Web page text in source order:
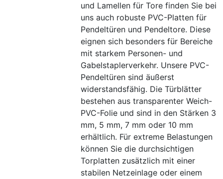
und Lamellen für Tore finden Sie bei
uns auch robuste PVC-Platten für
Pendeltüren und Pendeltore. Diese
eignen sich besonders für Bereiche
mit starkem Personen- und
Gabelstaplerverkehr. Unsere PVC-
Pendeltüren sind äußerst
widerstandsfähig. Die Türblätter
bestehen aus transparenter Weich-
PVC-Folie und sind in den Stärken 3
mm, 5 mm, 7 mm oder 10 mm
erhältlich. Für extreme Belastungen
können Sie die durchsichtigen
Torplatten zusätzlich mit einer
stabilen Netzeinlage oder einem